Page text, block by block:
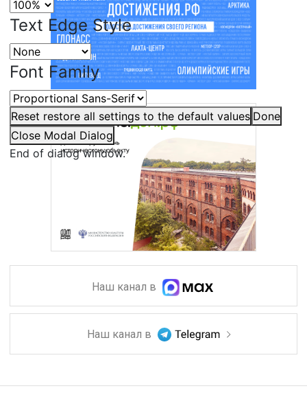
Text Edge Style
Font Family
Reset restore all settings to the default values Done
Close Modal Dialog
End of dialog window.
Наш канал в
Наш канал в